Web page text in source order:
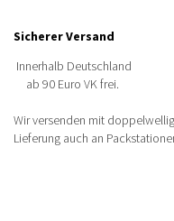
Sicherer Versand
Innerhalb Deutschland
ab 90 Euro VK frei.
Wir versenden mit
Lieferung auch an